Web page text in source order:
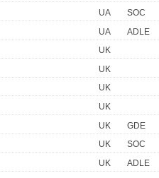
UA
SOC
UA
ADLE
UK
UK
UK
UK
UK
GDE
UK
SOC
UK ADLE